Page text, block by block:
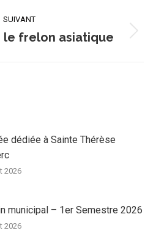
:
SUIVANT
Article
frelon asiatique
dédiée à Sainte Thérèse
2026
municipal – 1er Semestre 2026
2026